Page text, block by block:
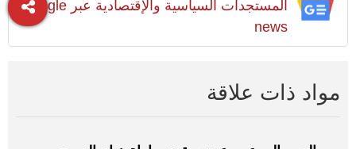
المستجدات السياسية والإقتصادية عبر Google
news
مواد ذات علاقة